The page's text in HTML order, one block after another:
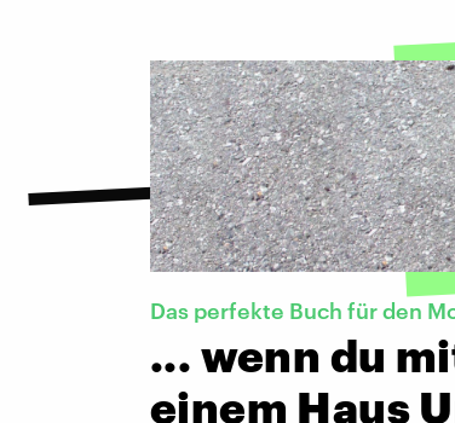
Das perfekte Buch für den
... wenn du
einem Haus